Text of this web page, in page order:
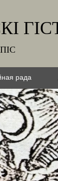
рада